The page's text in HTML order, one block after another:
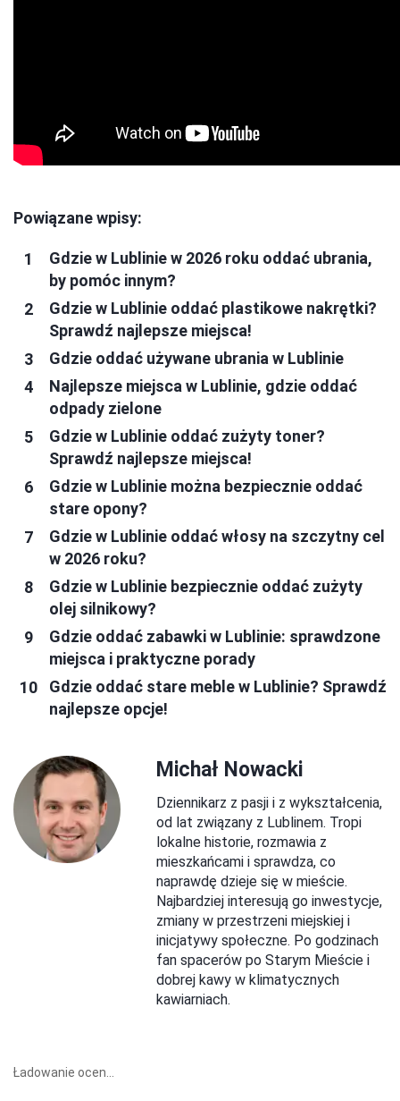
Powiązane wpisy:
Gdzie w Lublinie w 2026 roku oddać ubrania,
by pomóc innym?
Gdzie w Lublinie oddać plastikowe nakrętki?
Sprawdź najlepsze miejsca!
Gdzie oddać używane ubrania w Lublinie
Najlepsze miejsca w Lublinie, gdzie oddać
odpady zielone
Gdzie w Lublinie oddać zużyty toner?
Sprawdź najlepsze miejsca!
Gdzie w Lublinie można bezpiecznie oddać
stare opony?
Gdzie w Lublinie oddać włosy na szczytny cel
w 2026 roku?
Gdzie w Lublinie bezpiecznie oddać zużyty
olej silnikowy?
Gdzie oddać zabawki w Lublinie: sprawdzone
miejsca i praktyczne porady
Gdzie oddać stare meble w Lublinie? Sprawdź
najlepsze opcje!
Michał Nowacki
Dziennikarz z pasji i z wykształcenia,
od lat związany z Lublinem. Tropi
lokalne historie, rozmawia z
mieszkańcami i sprawdza, co
naprawdę dzieje się w mieście.
Najbardziej interesują go inwestycje,
zmiany w przestrzeni miejskiej i
inicjatywy społeczne. Po godzinach
fan spacerów po Starym Mieście i
dobrej kawy w klimatycznych
kawiarniach.
Ładowanie ocen...